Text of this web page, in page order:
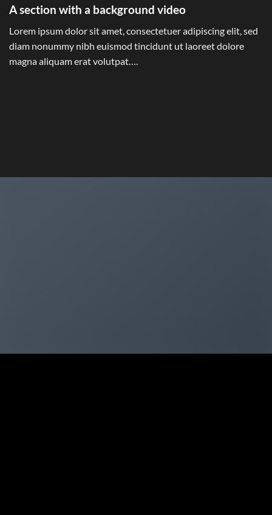
A section with a background video
Lorem ipsum dolor sit amet, consectetuer adipiscing elit, sed
diam nonummy nibh euismod tincidunt ut laoreet dolore
magna aliquam erat volutpat….